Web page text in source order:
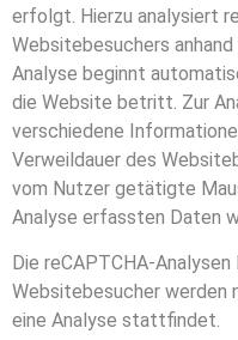
erfolgt. Hierzu analysiert
Websitebesuchers
Analyse beginnt
die Website betritt. Zur
verschiedene
Verweildauer des
vom Nutzer getätigte
Analyse erfassten Daten
Die reCAPTCHA-
Websitebesucher werden
eine Analyse stattfindet.